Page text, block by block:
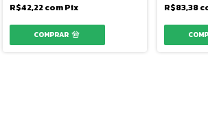
R$42,22comPix
R$83,38